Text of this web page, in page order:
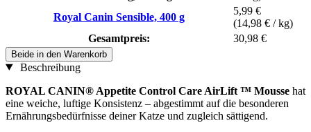
Royal Canin Sensible, 400 g
5,99 €
(14,98 € / kg)
Gesamtpreis:
30,98 €
Beide in den Warenkorb
Beschreibung
ROYAL CANIN® Appetite Control Care AirLift ™ Mousse hat
eine weiche, luftige Konsistenz – abgestimmt auf die besonderen
Ernährungsbedürfnisse deiner Katze und zugleich sättigend.